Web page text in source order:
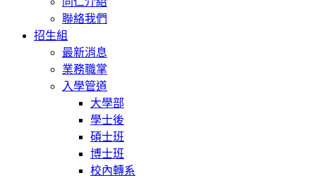
聯絡我們
招生組
最新消息
業務職掌
入學管道
大學部
學士後
碩士班
博士班
校內轉系